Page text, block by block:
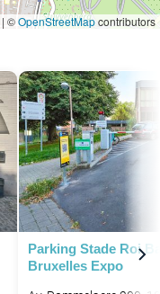
P
| ©OpenStreetMapcontributors
Parking Stade Roi
Bruxelles Expo